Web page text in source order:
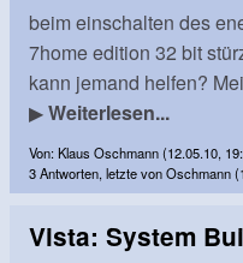
beim einschalten des
7home edition 32 bit
kann jemand helfen?
▶Weiterlesen...
Von: Klaus Oschmann (12.05.10,
3 Antworten, letzte von Oschmann
Vista: System